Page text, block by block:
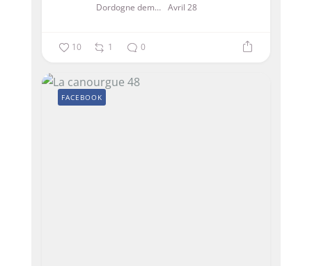
Dordogne demenagment Avril 28
10 1 0
FACEBOOK